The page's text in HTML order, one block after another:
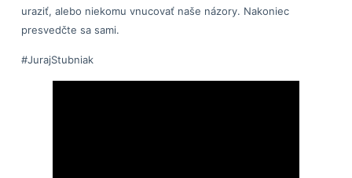
uraziť, alebo niekomu vnucovať naše názory. Nakoniec
presvedčte sa sami.
#JurajStubniak